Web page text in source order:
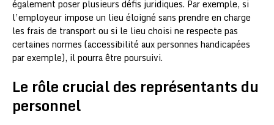
également poser plusieurs défis juridiques. Par exemple, si
l’employeur impose un lieu éloigné sans prendre en charge
les frais de transport ou si le lieu choisi ne respecte pas
certaines normes (accessibilité aux personnes handicapées
par exemple), il pourra être poursuivi.
Le rôle crucial des représentants du
personnel